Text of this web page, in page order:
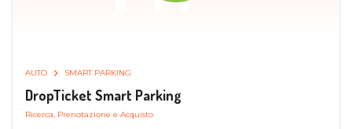
AUTO SMART PARKING
DropTicket Smart Parking
Ricerca, Prenotazione e Acquisto